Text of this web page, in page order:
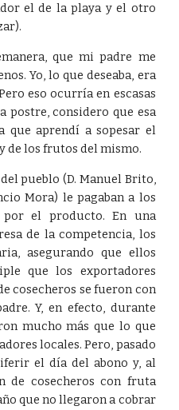
el de la playa y el otro
que mi padre me
Yo, lo que deseaba, era
eso ocurría en escasas
postre, considero que esa
que aprendí a sopesar el
de los frutos del mismo.
pueblo (D. Manuel Brito,
Mora) le pagaban a los
el producto. En una
de la competencia, los
asegurando que ellos
que los exportadores
cosecheros se fueron con
Y, en efecto, durante
mucho más que lo que
locales. Pero, pasado
el día del abono y, al
de cosecheros con fruta
que no llegaron a cobrar